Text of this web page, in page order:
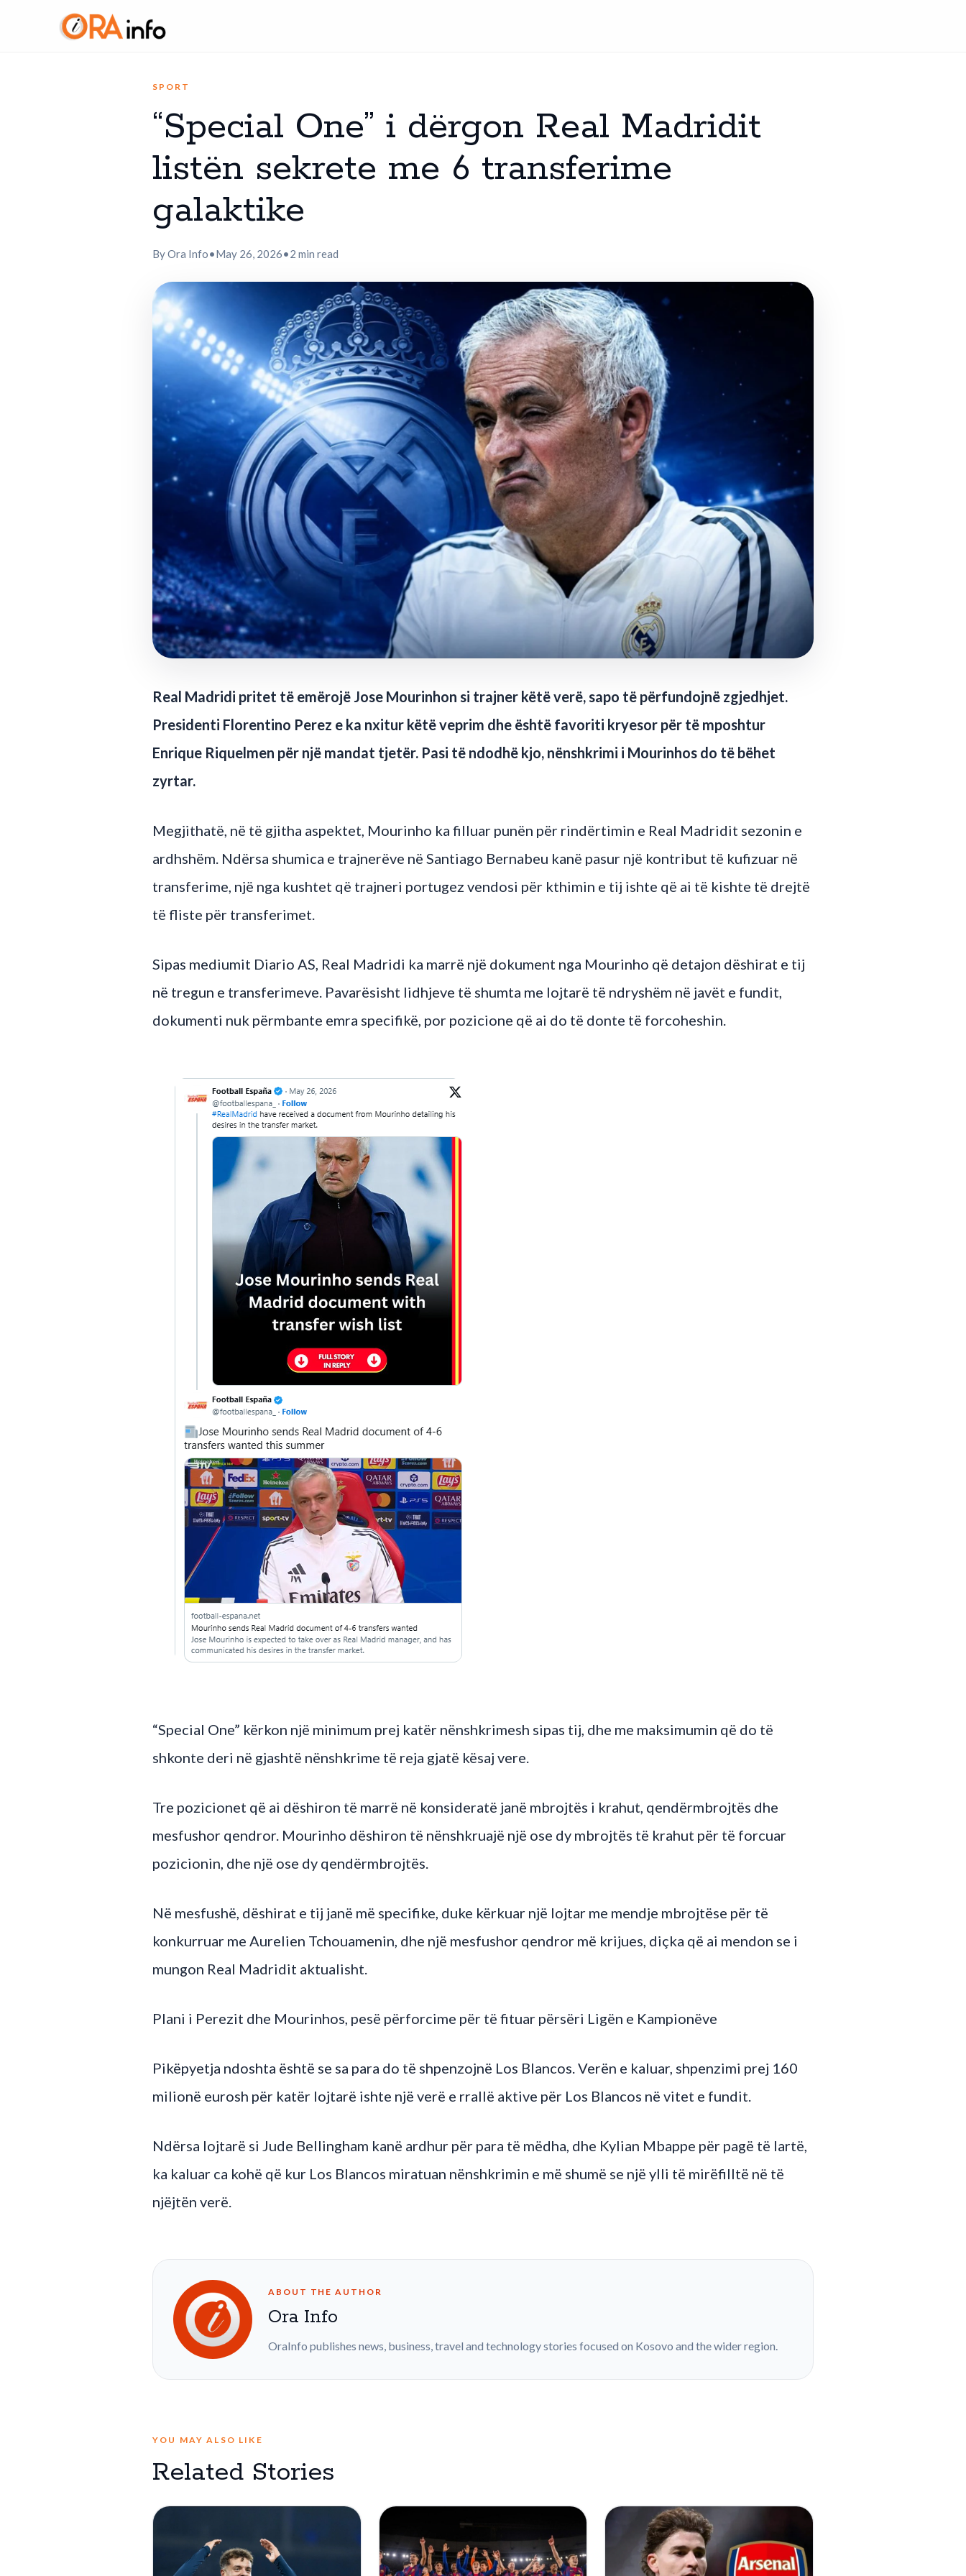
SPORT
“Special One” i dërgon Real Madridit
listën sekrete me 6 transferime
galaktike
By Ora Info•May 26, 2026•2 min read
Real Madridi pritet të emërojë Jose Mourinhon si trajner këtë verë, sapo të përfundojnë zgjedhjet.
Presidenti Florentino Perez e ka nxitur këtë veprim dhe është favoriti kryesor për të mposhtur
Enrique Riquelmen për një mandat tjetër. Pasi të ndodhë kjo, nënshkrimi i Mourinhos do të bëhet
zyrtar.
Megjithatë, në të gjitha aspektet, Mourinho ka filluar punën për rindërtimin e Real Madridit sezonin e
ardhshëm. Ndërsa shumica e trajnerëve në Santiago Bernabeu kanë pasur një kontribut të kufizuar në
transferime, një nga kushtet që trajneri portugez vendosi për kthimin e tij ishte që ai të kishte të drejtë
të fliste për transferimet.
Sipas mediumit Diario AS, Real Madridi ka marrë një dokument nga Mourinho që detajon dëshirat e tij
në tregun e transferimeve. Pavarësisht lidhjeve të shumta me lojtarë të ndryshëm në javët e fundit,
dokumenti nuk përmbante emra specifikë, por pozicione që ai do të donte të forcoheshin.
“Special One” kërkon një minimum prej katër nënshkrimesh sipas tij, dhe me maksimumin që do të
shkonte deri në gjashtë nënshkrime të reja gjatë kësaj vere.
Tre pozicionet që ai dëshiron të marrë në konsideratë janë mbrojtës i krahut, qendërmbrojtës dhe
mesfushor qendror. Mourinho dëshiron të nënshkruajë një ose dy mbrojtës të krahut për të forcuar
pozicionin, dhe një ose dy qendërmbrojtës.
Në mesfushë, dëshirat e tij janë më specifike, duke kërkuar një lojtar me mendje mbrojtëse për të
konkurruar me Aurelien Tchouamenin, dhe një mesfushor qendror më krijues, diçka që ai mendon se i
mungon Real Madridit aktualisht.
Plani i Perezit dhe Mourinhos, pesë përforcime për të fituar përsëri Ligën e Kampionëve
Pikëpyetja ndoshta është se sa para do të shpenzojnë Los Blancos. Verën e kaluar, shpenzimi prej 160
milionë eurosh për katër lojtarë ishte një verë e rrallë aktive për Los Blancos në vitet e fundit.
Ndërsa lojtarë si Jude Bellingham kanë ardhur për para të mëdha, dhe Kylian Mbappe për pagë të lartë,
ka kaluar ca kohë që kur Los Blancos miratuan nënshkrimin e më shumë se një ylli të mirëfilltë në të
njëjtën verë.
ABOUT THE AUTHOR
Ora Info
OraInfo publishes news, business, travel and technology stories focused on Kosovo and the wider region.
YOU MAY ALSO LIKE
Related Stories